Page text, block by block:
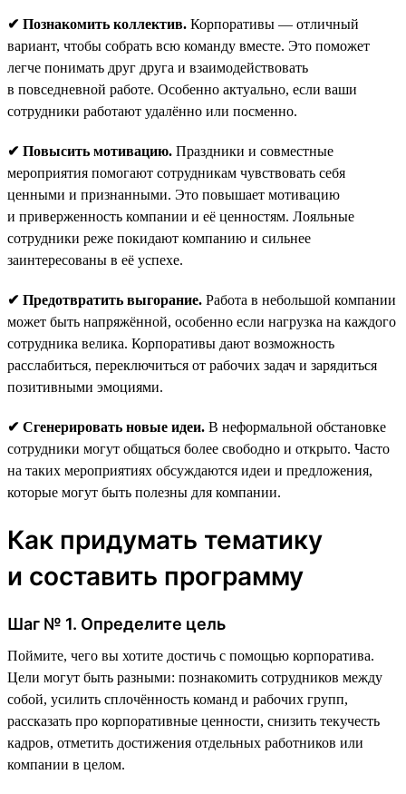
✔ Познакомить коллектив. Корпоративы — отличный
вариант, чтобы собрать всю команду вместе. Это поможет
легче понимать друг друга и взаимодействовать
в повседневной работе. Особенно актуально, если ваши
сотрудники работают удалённо или посменно.
✔ Повысить мотивацию. Праздники и совместные
мероприятия помогают сотрудникам чувствовать себя
ценными и признанными. Это повышает мотивацию
и приверженность компании и её ценностям. Лояльные
сотрудники реже покидают компанию и сильнее
заинтересованы в её успехе.
✔ Предотвратить выгорание. Работа в небольшой компании
может быть напряжённой, особенно если нагрузка на каждого
сотрудника велика. Корпоративы дают возможность
расслабиться, переключиться от рабочих задач и зарядиться
позитивными эмоциями.
✔ Сгенерировать новые идеи. В неформальной обстановке
сотрудники могут общаться более свободно и открыто. Часто
на таких мероприятиях обсуждаются идеи и предложения,
которые могут быть полезны для компании.
Как придумать тематику
и составить программу
Шаг № 1. Определите цель
Поймите, чего вы хотите достичь с помощью корпоратива.
Цели могут быть разными: познакомить сотрудников между
собой, усилить сплочённость команд и рабочих групп,
рассказать про корпоративные ценности, снизить текучесть
кадров, отметить достижения отдельных работников или
компании в целом.